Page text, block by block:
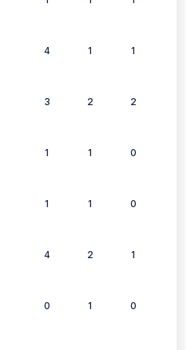
4 1 1
3 2 2
1 1 0
1 1 0
4 2 1
0 1 0